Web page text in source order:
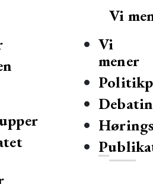
for de almene gymnasier og
Vi
Vi
mener